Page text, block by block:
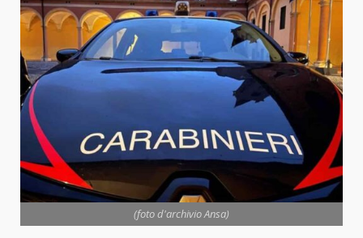
(foto d'archivio Ansa)